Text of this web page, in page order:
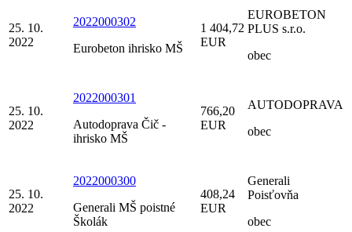
25. 10.
2022
2022000302
Eurobeton ihrisko MŠ
1 404,72
EUR
EUROBETON
PLUS s.r.o.
obec
25. 10.
2022
2022000301
Autodoprava Čič -
ihrisko MŠ
766,20
EUR
AUTODOPRAVA
obec
25. 10.
2022
2022000300
Generali MŠ poistné
Školák
408,24
EUR
Generali
Poisťovňa
obec